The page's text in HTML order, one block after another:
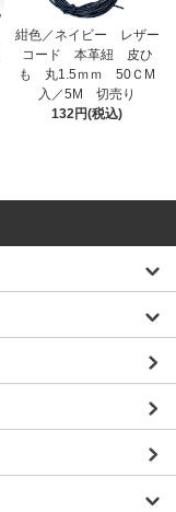
紺色／ネイビー レザー
コード 本革紐 皮ひ
も 丸1.5ｍｍ 50ＣM
入／5M 切売り
132円(税込)